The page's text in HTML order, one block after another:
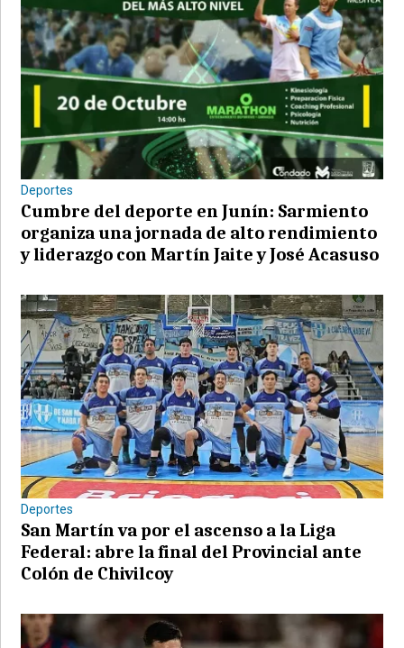
Deportes
Cumbre del deporte en Junín: Sarmiento
organiza una jornada de alto rendimiento
y liderazgo con Martín Jaite y José Acasuso
Deportes
San Martín va por el ascenso a la Liga
Federal: abre la final del Provincial ante
Colón de Chivilcoy